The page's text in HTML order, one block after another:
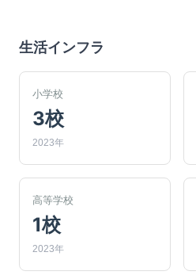
生活インフラ
小学校
3校
2023年
高等学校
1校
2023年